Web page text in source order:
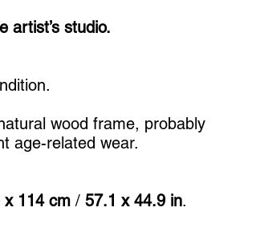
artist’s studio.
wood frame, probably
age-related wear.
x 114 cm / 57.1 x 44.9 in.